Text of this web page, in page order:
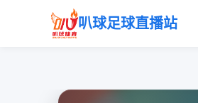
叭球足球直播站